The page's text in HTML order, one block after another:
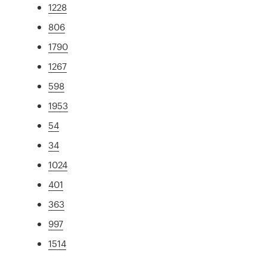
1228
806
1790
1267
598
1953
54
34
1024
401
363
997
1514